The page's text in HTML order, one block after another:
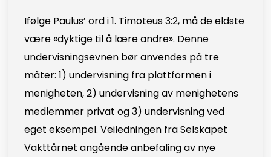
Ifølge Paulus’ ord i 1. Timoteus 3:2, må de eldste
være «dyktige til å lære andre». Denne
undervisningsevnen bør anvendes på tre
måter: 1) undervisning fra plattformen i
menigheten, 2) undervisning av menighetens
medlemmer privat og 3) undervisning ved
eget eksempel. Veiledningen fra Selskapet
Vakttårnet angående anbefaling av nye